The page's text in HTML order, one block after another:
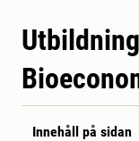
Innehåll på sidan